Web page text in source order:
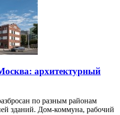
архитектурный
по разным районам
зданий. Дом-коммуна, рабочий